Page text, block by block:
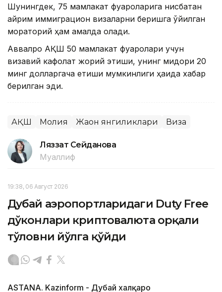
Шунингдек, 75 мамлакат фуқароларига нисбатан
айрим иммиграцион визаларни беришга қўйилган
мораторий ҳам амалда қолади.
Аввалроқ АҚШ 50 мамлакат фуқаролари учун
визавий кафолат жорий этиши, унинг миқдори 20
минг долларгача етиши мумкинлиги ҳақида хабар
берилган эди.
АҚШ Молия Жаҳон янгиликлари Виза
Ляззат Сейданова
Муаллиф
19:38, 06 Август 2026
Дубай аэропортларидаги Duty Free
дўконлари криптовалюта орқали
тўловни йўлга қўйди
ASTANA. Kazinform - Дубай халқаро